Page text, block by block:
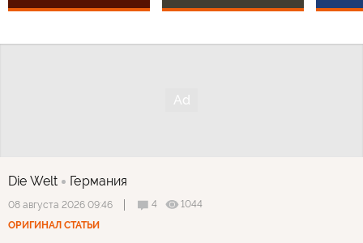
Die Welt Германия
08 августа 2026 09:46 4
1044
ОРИГИНАЛ СТАТЬИ